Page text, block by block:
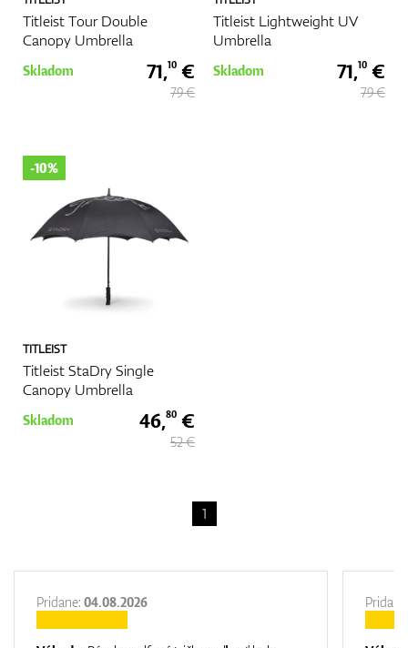
GPS/Zameriavače
Príslušenstvo
Titleist Tour Double
Canopy Umbrella
Skladom 71,10 €
79 €
Titleist Lightweight UV
Umbrella
Skladom 71,10 €
79 €
TITLEIST
Titleist StaDry Single
Canopy Umbrella
-10%
Skladom 46,80 €
52 €
1
Pridane: 04.08.2026